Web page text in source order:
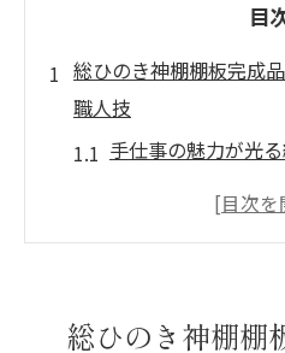
目
総ひのき神棚棚板完成
職人技
手仕事の魅力が光
伝統技術が生み出
総ひのき神棚棚